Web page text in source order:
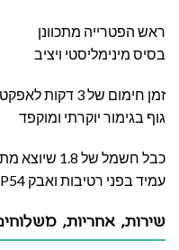
ראש הפטרייה מתכוונן
בסיס מינימליסטי ויציב
זמן חימום של 3 דקות לאפקט מירבי
גוף בגימור יוקרתי ומוקפד
כבל חשמל של 1.8 שיוצא מתחתית הפטרייה
עמיד בפני רטיבות ואבק IP54
שירות, אחריות,